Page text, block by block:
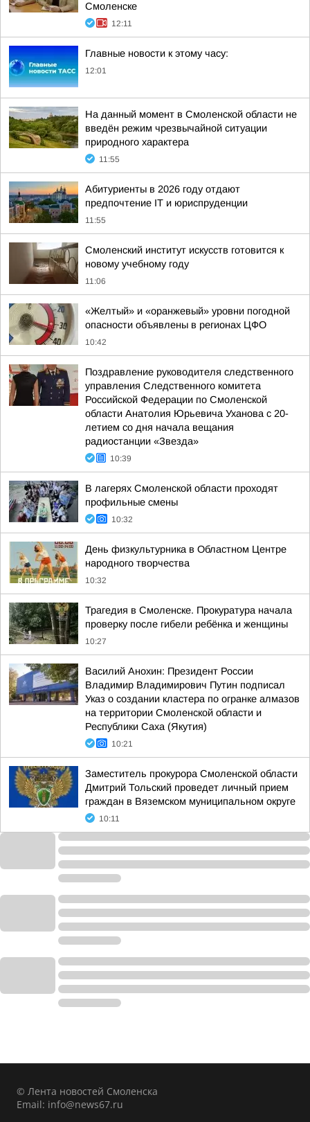
Смоленске
12:11
Главные новости к этому часу:
12:01
На данный момент в Смоленской области не
введён режим чрезвычайной ситуации
природного характера
11:55
Абитуриенты в 2026 году отдают
предпочтение IT и юриспруденции
11:55
Смоленский институт искусств готовится к
новому учебному году
11:06
«Желтый» и «оранжевый» уровни погодной
опасности объявлены в регионах ЦФО
10:42
Поздравление руководителя следственного
управления Следственного комитета
Российской Федерации по Смоленской
области Анатолия Юрьевича Уханова с 20-
летием со дня начала вещания
радиостанции «Звезда»
10:39
В лагерях Смоленской области проходят
профильные смены
10:32
День физкультурника в Областном Центре
народного творчества
10:32
Трагедия в Смоленске. Прокуратура начала
проверку после гибели ребёнка и женщины
10:27
Василий Анохин: Президент России
Владимир Владимирович Путин подписал
Указ о создании кластера по огранке алмазов
на территории Смоленской области и
Республики Саха (Якутия)
10:21
Заместитель прокурора Смоленской области
Дмитрий Тольский проведет личный прием
граждан в Вяземском муниципальном округе
10:11
© Лента новостей Смоленска
Email: info@news67.ru